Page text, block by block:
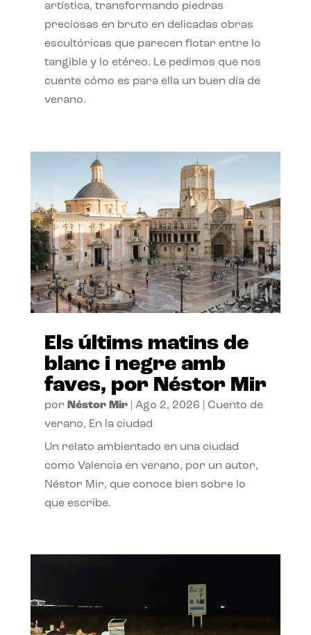
artística, transformando piedras
preciosas en bruto en delicadas obras
escultóricas que parecen flotar entre lo
tangible y lo etéreo. Le pedimos que nos
cuente cómo es para ella un buen día de
verano.
Els últims matins de
blanc i negre amb
faves, por Néstor Mir
por Néstor Mir| Ago 2, 2026
Cuento de
verano, En la ciudad
Un relato ambientado en una ciudad
como Valencia en verano, por un autor,
Néstor Mir, que conoce bien sobre lo
que escribe.